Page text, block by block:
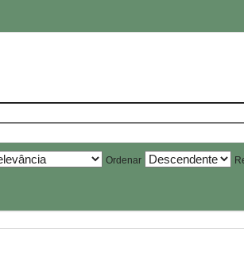
Ordenar